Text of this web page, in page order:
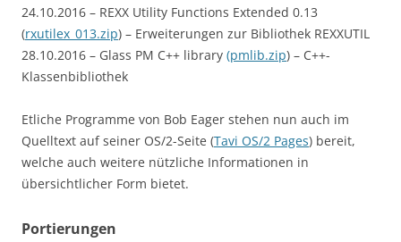
24.10.2016 – REXX Utility Functions Extended 0.13
(rxutilex_013.zip) – Erweiterungen zur Bibliothek REXXUTIL
28.10.2016 – Glass PM C++ library (pmlib.zip) – C++-
Klassenbibliothek
Etliche Programme von Bob Eager stehen nun auch im
Quelltext auf seiner OS/2-Seite (Tavi OS/2 Pages) bereit,
welche auch weitere nützliche Informationen in
übersichtlicher Form bietet.
Portierungen